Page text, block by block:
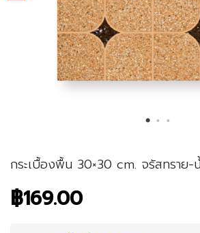
กระเบื้องพื้น 30×30 cm. จรัสทราย-
฿169.00